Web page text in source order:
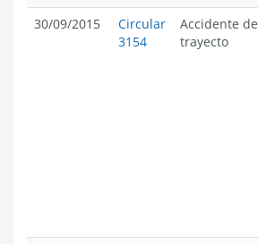
30/09/2015
Circular
3154
Accidente de
trayecto